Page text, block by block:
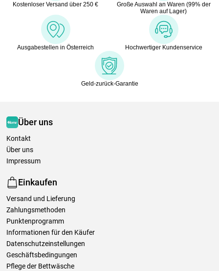
Kostenloser Versand über 250 €
Große Auswahl an Waren (99% der
Waren auf Lager)
Ausgabestellen in Österreich Hochwertiger Kundenservice
Geld-zurück-Garantie
Über uns
Kontakt
Über uns
Impressum
Einkaufen
Versand und Lieferung
Zahlungsmethoden
Punktenprogramm
Informationen für den Käufer
Datenschutzeinstellungen
Geschäftsbedingungen
Pflege der Bettwäsche